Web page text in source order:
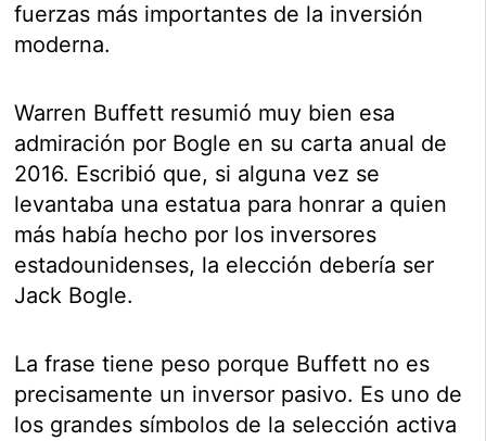
fuerzas más importantes de la inversión
moderna.
Warren Buffett resumió muy bien esa
admiración por Bogle en su carta anual de
2016. Escribió que, si alguna vez se
levantaba una estatua para honrar a quien
más había hecho por los inversores
estadounidenses, la elección debería ser
Jack Bogle.
La frase tiene peso porque Buffett no es
precisamente un inversor pasivo. Es uno de
los grandes símbolos de la selección activa